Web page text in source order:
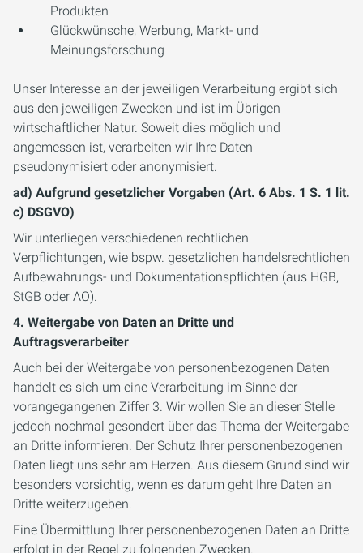
Produkten
Glückwünsche, Werbung, Markt- und
Meinungsforschung
Unser Interesse an der jeweiligen Verarbeitung ergibt sich
aus den jeweiligen Zwecken und ist im Übrigen
wirtschaftlicher Natur. Soweit dies möglich und
angemessen ist, verarbeiten wir Ihre Daten
pseudonymisiert oder anonymisiert.
ad) Aufgrund gesetzlicher Vorgaben (Art. 6 Abs. 1 S. 1 lit.
c) DSGVO)
Wir unterliegen verschiedenen rechtlichen
Verpflichtungen, wie bspw. gesetzlichen handelsrechtlichen
Aufbewahrungs- und Dokumentationspflichten (aus HGB,
StGB oder AO).
4. Weitergabe von Daten an Dritte und
Auftragsverarbeiter
Auch bei der Weitergabe von personenbezogenen Daten
handelt es sich um eine Verarbeitung im Sinne der
vorangegangenen Ziffer 3. Wir wollen Sie an dieser Stelle
jedoch nochmal gesondert über das Thema der Weitergabe
an Dritte informieren. Der Schutz Ihrer personenbezogenen
Daten liegt uns sehr am Herzen. Aus diesem Grund sind wir
besonders vorsichtig, wenn es darum geht Ihre Daten an
Dritte weiterzugeben.
Eine Übermittlung Ihrer personenbezogenen Daten an Dritte
erfolgt in der Regel zu folgenden Zwecken.